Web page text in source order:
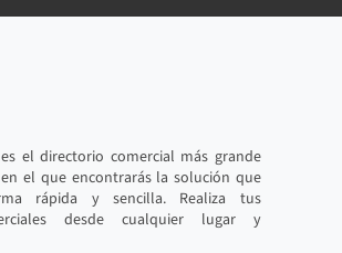
el directorio comercial más grande
el que encontrarás la solución que
rápida y sencilla. Realiza tus
desde cualquier lugar y